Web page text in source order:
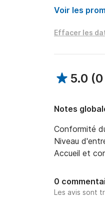
12 passagers
5 batteries
2 batteries
1 batterie de
Voilier très
Haut-parleur
Téléviseur
Paddle
Équipements
Voir les
Effacer les
5.0 (
Notes
Conformité
Niveau
Accueil et
0
Les avis sont